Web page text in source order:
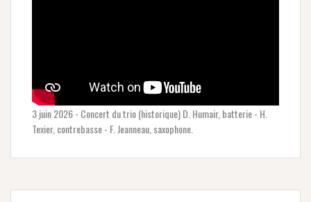
3 juin 2026 - Concert du trio (historique) D. Humair, batterie - H.
Texier, contrebasse - F. Jeanneau, saxophone.